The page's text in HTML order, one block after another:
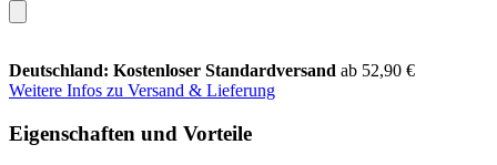
Deutschland: Kostenloser Standardversand ab 52,90 €
Weitere Infos zu Versand & Lieferung
Eigenschaften und Vorteile